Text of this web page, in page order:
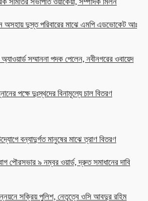
অসহায় দুস্ত পরিবারের মাঝে এমপি এডভোকেট আঃ
সম্মাননা পদক পেলেন, নবীনগরের ওবায়েদ
পক্ষে দুঃস্থদের বিনামূল্যে চাল বিতরণ
বন্যাদুর্গত মানুষের মাঝে ত্রাণ বিতরণ
পৌরসভার ৯ নম্বর ওয়ার্ড, দ্রুত সমাধানের দাবি
সক্রিয় পুলিশ, নেতৃত্বে ওসি আবদুর রহিম